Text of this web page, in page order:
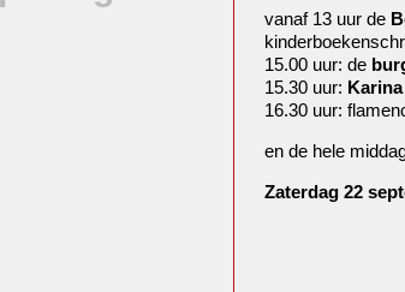
vanaf 13 uur de
15.00 uur: de
15.30 uur: Karina
16.30 uur:
en de hele
Zaterdag 22